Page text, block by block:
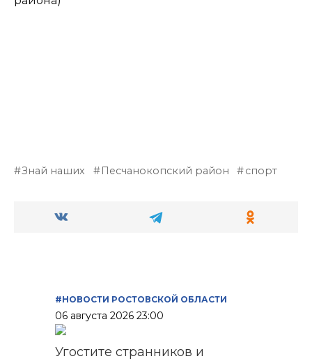
Знай наших Песчанокопский район спорт
#НОВОСТИ РОСТОВСКОЙ ОБЛАСТИ
06 августа 2026 23:00
Угостите странников и